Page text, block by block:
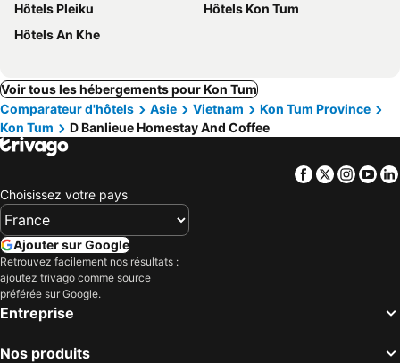
Hôtels Pleiku
Hôtels Kon Tum
Hôtels An Khe
Voir tous les hébergements pour Kon Tum
Comparateur d'hôtels
Asie Vietnam
Kon Tum Province
Kon Tum
D Banlieue Homestay And Coffee
Facebook
Twitter
Choisissez votre pays
Ajouter sur Google
Retrouvez facilement nos résultats :
ajoutez trivago comme source
préférée sur Google.
Entreprise
Nos produits